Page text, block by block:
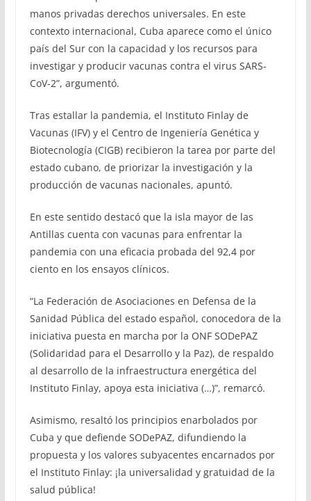
manos privadas derechos universales. En este
contexto internacional, Cuba aparece como el único
país del Sur con la capacidad y los recursos para
investigar y producir vacunas contra el virus SARS-
CoV-2”, argumentó.
Tras estallar la pandemia, el Instituto Finlay de
Vacunas (IFV) y el Centro de Ingeniería Genética y
Biotecnología (CIGB) recibieron la tarea por parte del
estado cubano, de priorizar la investigación y la
producción de vacunas nacionales, apuntó.
En este sentido destacó que la isla mayor de las
Antillas cuenta con vacunas para enfrentar la
pandemia con una eficacia probada del 92,4 por
ciento en los ensayos clínicos.
“La Federación de Asociaciones en Defensa de la
Sanidad Pública del estado español, conocedora de la
iniciativa puesta en marcha por la ONF SODePAZ
(Solidaridad para el Desarrollo y la Paz), de respaldo
al desarrollo de la infraestructura energética del
Instituto Finlay, apoya esta iniciativa (…)”, remarcó.
Asimismo, resaltó los principios enarbolados por
Cuba y que defiende SODePAZ, difundiendo la
propuesta y los valores subyacentes encarnados por
el Instituto Finlay: ¡la universalidad y gratuidad de la
salud pública!